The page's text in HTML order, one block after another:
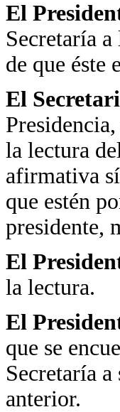
El
Secretaría
de que éste
El
la lectura
afirmativa
que estén
presidente,
El
la lectura.
El
que se
Secretaría
anterior.